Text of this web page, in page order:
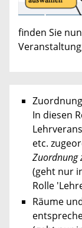
finden Sie
In diesen
etc.
Zuordnung
(geht nur
Rolle
Räume